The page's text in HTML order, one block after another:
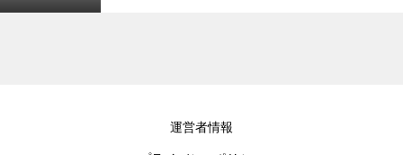
法！愛車を守る
運営者情報